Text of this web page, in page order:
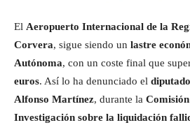
El Aeropuerto Internacional de la
Corvera, sigue siendo un lastre
Autónoma, con un coste final que
euros. Así lo ha denunciado el
Alfonso Martínez, durante la
Investigación sobre la liquidación